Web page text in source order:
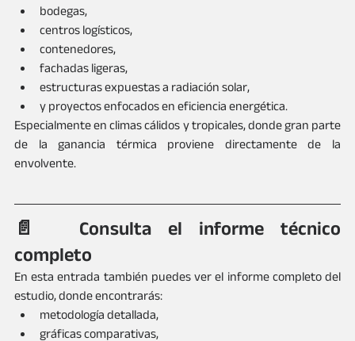
bodegas,
centros logísticos,
contenedores,
fachadas ligeras,
estructuras expuestas a radiación solar,
y proyectos enfocados en eficiencia energética.
Especialmente en climas cálidos y tropicales, donde gran parte
de la ganancia térmica proviene directamente de la
envolvente.
📄  Consulta el informe técnico
completo
En esta entrada también puedes ver el informe completo del
estudio, donde encontrarás:
metodología detallada,
gráficas comparativas,